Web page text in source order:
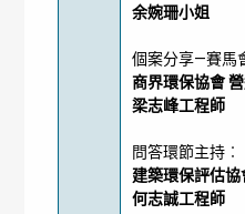
余婉珊小姐
個案分享—賽馬
商界環保協會
梁志峰工程師
問答環節主持︰
建築環保評估協
何志誠工程師